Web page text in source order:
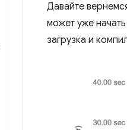
Давайте
может уже
загрузка и